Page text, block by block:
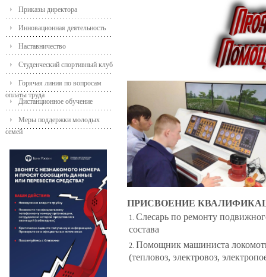
Приказы директора
Инновационная деятельность
Наставничество
Студенческий спортивный клуб
Горячая линия по вопросам
оплаты труда
Дистанционное обучение
Меры поддержки молодых
семей
ПРИСВОЕНИЕ
Слесарь по ремонту
состава
Помощник машиниста
(тепловоз, электровоз,